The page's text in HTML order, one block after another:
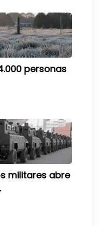
personas
militares abre